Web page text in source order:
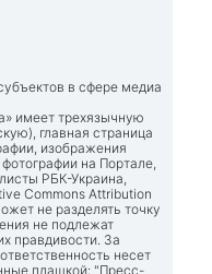
в сфере медиа
имеет трехязычную
главная страница
изображения
на Портале,
РБК-Украина,
Commons Attribution
не разделять точку
не подлежат
правдивости. За
несет
плашкой: "Пресс-